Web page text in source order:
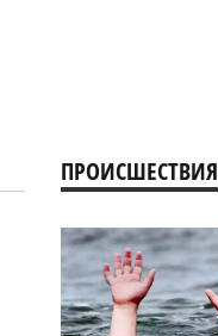
ПРОИСШЕСТВИЯ